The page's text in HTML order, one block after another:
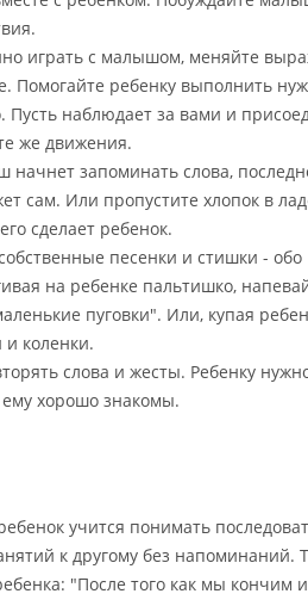
играть с малышом, меняйте
Помогайте ребенку выполнить
Пусть наблюдает за вами и
же движения.
начнет запоминать слова,
сам. Или пропустите хлопок в
сделает ребенок.
песенки и стишки -
на ребенке пальтишко,
пуговки". Или, купая
коленки.
слова и жесты. Ребенку
хорошо знакомы.
учится понимать
к другому без
"После того как мы кончим